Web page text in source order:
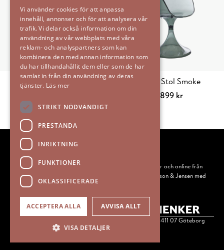
Sphira Bord Beige
Lägg till i varukorg
Gloss Stol Smoke
1899 kr
IEMS säljer skandinavisk heminredning och design i butiker och online från
flera populära varumärken som Mateus, Ernst, Bruka, Olsson & Jensen med
flera.
Instagram
Facebook
IEMS Copyright © 1998 - 2026 | Drottninggatan 40-44, 411 07 Göteborg
Vi använder cookies för att anpassa
innehåll, annonser och för att analysera vår
trafik. Vi delar också information om din
användning av vår webbplats med våra
reklam- och analyspartners som kan
kombinera den med annan information som
du har tillhandahållit dem eller som de har
samlat in från din användning av deras
tjänster. Läs mer
STRIKT NÖDVÄNDIGT
PRESTANDA
INRIKTNING
FUNKTIONER
OKLASSIFICERADE
ACCEPTERA ALLA AVVISA ALLT
VISA DETALJER